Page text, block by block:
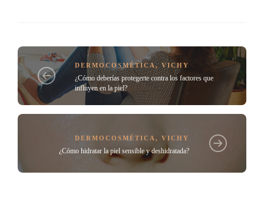
DERMOCOSMÉTICA,VICHY
¿Cómo deberías protegerte contra los factores que
influyen en la piel?
DERMOCOSMÉTICA , VICHY
¿Cómo hidratar la piel sensible y deshidratada?